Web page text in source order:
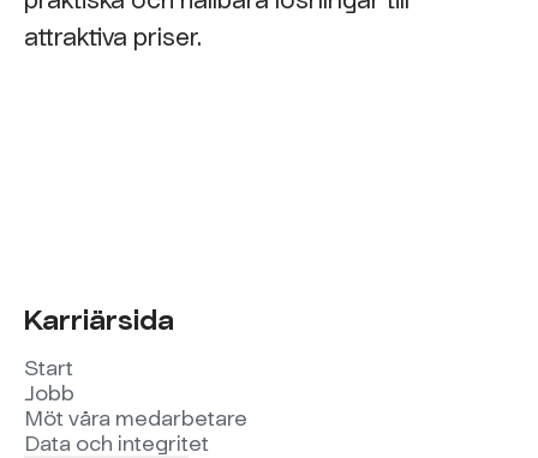
attraktiva priser.
Karriärsida
Start
Jobb
Möt våra medarbetare
Data och integritet